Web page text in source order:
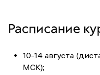
Расписание
10-14 августа
МСК);